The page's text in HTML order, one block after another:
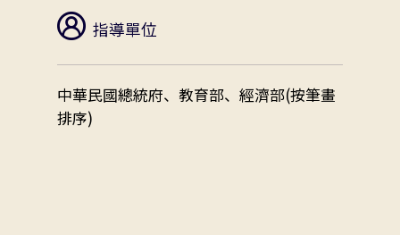
指導單位
中華民國總統府、教育部、經濟部(按筆畫
排序)